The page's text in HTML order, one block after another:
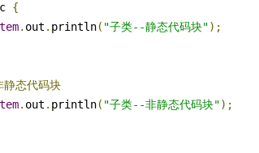
{
. out . println( "子类--静态代码块");
态代码块
. out . println( "子类--非静态代码块");